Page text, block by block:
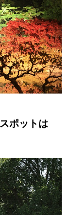
ポットは